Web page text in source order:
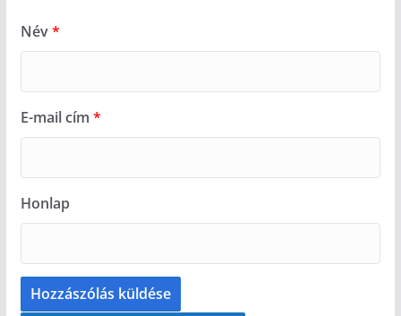
Név*
E-mail cím *
Honlap